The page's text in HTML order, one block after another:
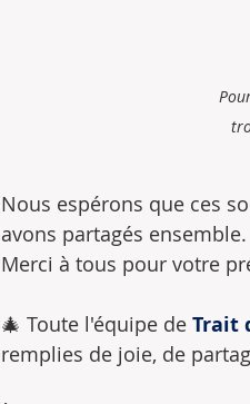
Nous espérons que ces
avons partagés ensemble.
Merci à tous pour votre
🎄 Toute l'équipe de Trait
remplies de joie, de